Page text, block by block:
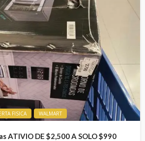
FISICA WALMART
ATIVIO DE $2,500 A SOLO $990